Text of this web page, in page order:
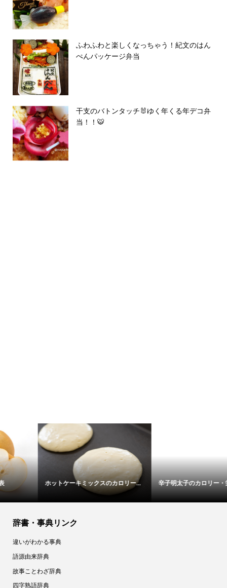
ふわふわと楽しくなっちゃう！紀文のはん
ぺんパッケージ弁当
干支のバトンタッチ🐰ゆく年くる年デコ弁
当！！🐯
辛子明太子のカロリー・栄養成分表 セロリのカロリー・栄養成分表
辞書・事典リンク
違いがわかる事典
語源由来辞典
故事ことわざ辞典
四字熟語辞典